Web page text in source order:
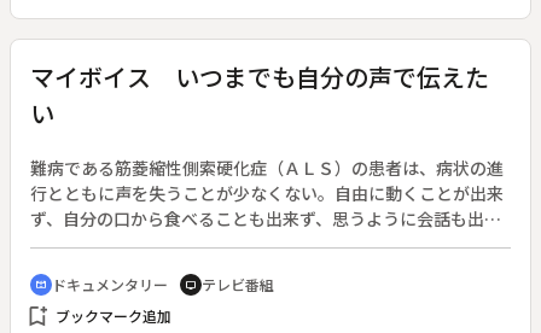
れは５年前に突然姿を消した福森の婚約者、大野麻理子（奥貫
薫）だった。麻理子がなぜこの町へ戻ってきたのか、福森は複
雑な思いを抱えながら疑問を持つ。一方、夏目、福森、安達
（小野ゆり子）らは振り込め詐欺グループのアジトを摘発した
健介（山崎銀之丞）だと知り、一同は驚く。その後日、逃走し
た健介が麻理子の病院に現れたと聞き福森らは駆けつけるが、
そこで見つけたのは麻理子の上司・高島（新井康弘）の死体だ
マイボイス いつまでも自分の声で伝えた
い
難病である筋菱縮性側索硬化症（ＡＬＳ）の患者は、病状の進
行とともに声を失うことが少なくない。自由に動くことが出来
ず、自分の口から食べることも出来ず、思うように会話も出来
なくなった時の、患者の喪失感は想像に難くない。◆パソコン
の音声再生ソフト「マイボイス」は、自分の声をあらかじめ録
音しておけば、パソコンで打ち込んだ文章を自分の声で読み上
げてくれるというもの。自らも重い障害を持つ長崎県在住のプ
cinematic_blur ドキュメンタリー tv テレビ番組
bookmark_add ブックマーク追加